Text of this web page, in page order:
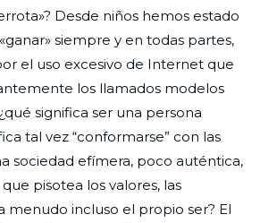
Desde niños hemos estado
siempre y en todas partes,
el uso excesivo de Internet que
los llamados modelos
significa ser una persona
tal vez “conformarse” con las
sociedad efímera, poco auténtica,
pisotea los valores, las
menudo incluso el propio ser? El